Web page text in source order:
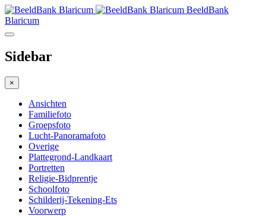
BeeldBank
Blaricum
Sidebar
×
Ansichten
Familiefoto
Groepsfoto
Lucht-Panoramafoto
Overige
Plattegrond-Landkaart
Portretten
Religie-Bidprentje
Schoolfoto
Schilderij-Tekening-Ets
Voorwerp